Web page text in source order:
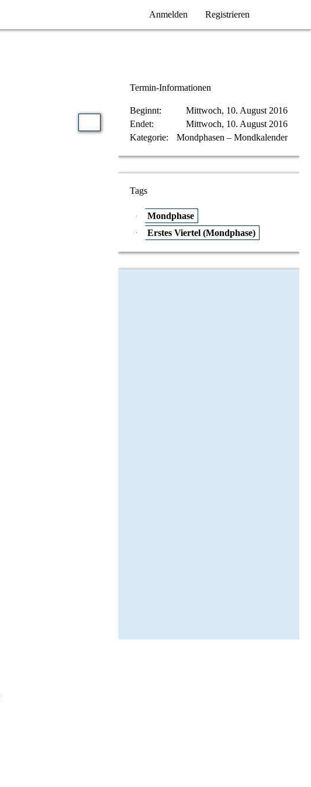
Anmelden Registrieren
Termin-Informationen
Beginnt
Mittwoch, 10. August 2016
Endet
Mittwoch, 10. August 2016
Kategorie
Mondphasen – Mondkalender
Tags
Mondphase
Erstes Viertel (Mondphase)